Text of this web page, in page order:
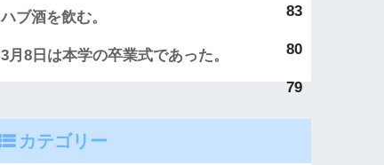
83
ハブ酒を飲む。
80
3月8日は本学の卒業式であった。
79
カテゴリー